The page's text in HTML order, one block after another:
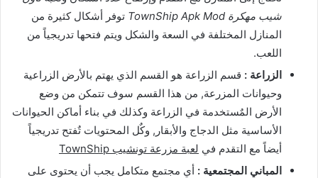
شيب مهكرة TownShip Apk Mod
توفر أشكال كثيرة من
المنازل المختلفة في السعة والشكل ويتم فتحها تدريجياً من
اللعب.
الزراعة : قسم الزراعة هو القسم الذي يهتم بالأرض الزراعية
وحيوانات المزرعة, من هذا القسم سوف تتمكن من وضع
الأرض المٌستخدمة في الزراعة وكذلك في بناء أماكن الحيوانات
الأساسية مثل الدجاج والأبقار, وكٌل المحتويات تٌفتح تدريجياً
أيضاً مع التقدم في لعبة مزرعة تونشيب TownShip
المباني المجتمعية : أي مجتمع متكامل يجب أن يحتوى على